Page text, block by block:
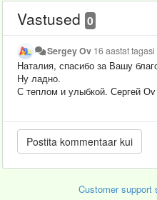
Vastused 0
Sergey Ov 16 aastat tagasi
Наталия, спасибо за Вашу
Ну ладно.
С теплом и улыбкой. Сергей Оv
Customer support